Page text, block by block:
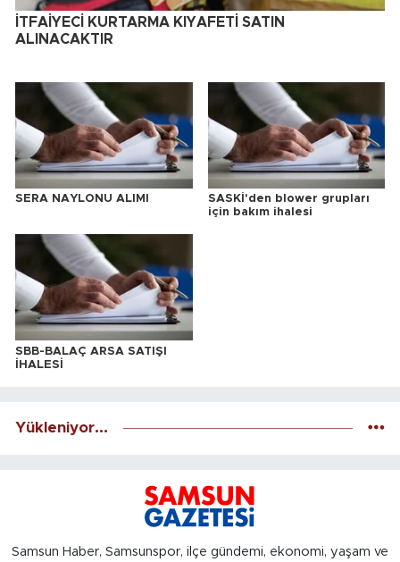
İTFAİYECİ KURTARMA KIYAFETİ SATIN
ALINACAKTIR
SERA NAYLONU ALIMI
SASKİ'den blower grupları
için bakım ihalesi
SBB-BALAÇ ARSA SATIŞI
İHALESİ
Yükleniyor...
Samsun Haber, Samsunspor, ilçe gündemi, ekonomi, yaşam ve